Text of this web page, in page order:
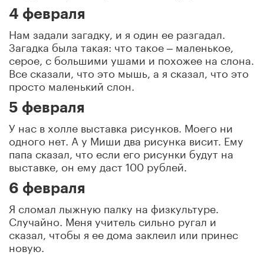
4 февраля
Нам задали загадку, и я один ее разгадал.
Загадка была такая: что такое ‒ маленькое,
серое, с большими ушами и похожее на слона.
Все сказали, что это мышь, а я сказал, что это
просто маленький слон.
5 февраля
У нас в холле выставка рисунков. Моего ни
одного нет. А у Миши два рисунка висит. Ему
папа сказал, что если его рисунки будут на
выставке, он ему даст 100 рублей.
6 февраля
Я сломал лыжную палку на физкультуре.
Случайно. Меня учитель сильно ругал и
сказал, чтобы я ее дома заклеил или принес
новую.